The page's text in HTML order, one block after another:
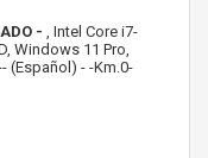
- , Intel Core i7-
Windows 11 Pro,
(Español) - -Km.0-